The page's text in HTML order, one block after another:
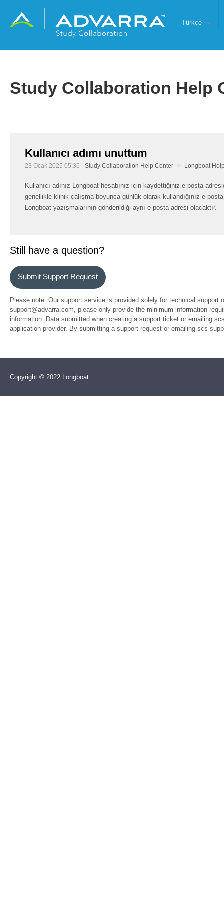
Türkçe
Study Collaboration Help
Kullanıcı adımı unuttum
23 Ocak 2025 05:36 Study Collaboration Help Center Longboat
Kullanıcı adınız Longboat hesabınız için kaydettiğiniz e-posta
genellikle klinik çalışma boyunca günlük olarak kullandığınız e-
Longboat yazışmalarının gönderildiği aynı e-posta adresi olacaktır.
Still have a question?
Submit Support Request
Please note: Our support service is provided solely for technical
support@advarra.com, please only provide the minimum information
information. Data submitted when creating a support ticket or emailing
application provider. By submitting a support request or emailing scs-
Copyright © 2022 Longboat